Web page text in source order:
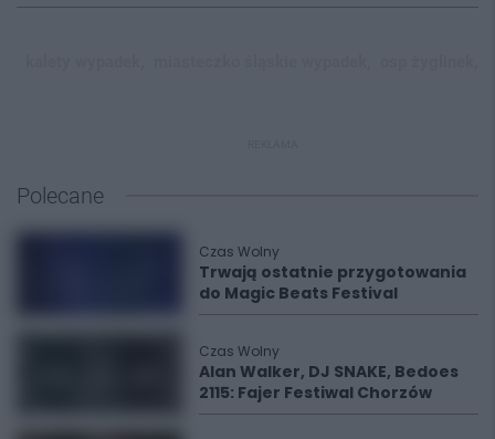
Polecane
Czas Wolny
Trwają ostatnie przygotowania
do Magic Beats Festival
Czas Wolny
Alan Walker, DJ SNAKE, Bedoes
2115: Fajer Festiwal Chorzów